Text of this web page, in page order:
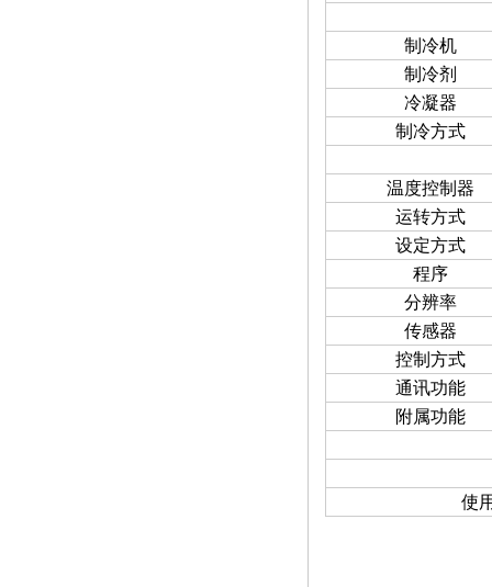
制冷机
制冷剂
冷凝器
制冷方式
温度控制器
运转方式
设定方式
程序
分辨率
传感器
控制方式
通讯功能
附属功能
使